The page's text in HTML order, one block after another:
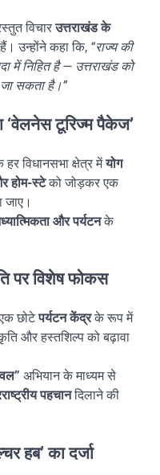
विचारउत्तराखंड के
उन्होंने कहा कि, “राज्य की
में निहित है — उत्तराखंड को
जा सकता है।”
‘वेलनेस टूरिज्म पैकेज’
हर विधानसभा क्षेत्र मेंयोग
होम-स्टेको जोड़कर एक
जाए।
और पर्यटनके
पर विशेष फोकस
छोटेपर्यटन केंद्रके रूप में
और हस्तशिल्प को बढ़ावा
अभियान के माध्यम से
पहचानदिलाने की
हब’ का दर्जा